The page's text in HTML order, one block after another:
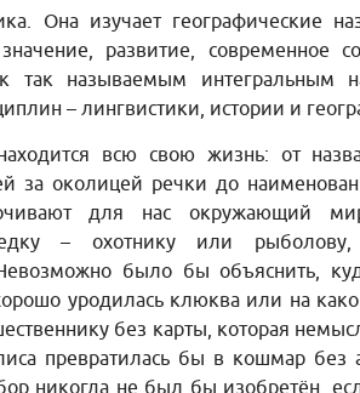
Она изучает географические
развитие, современное
так называемым интегральным
– лингвистики, истории и
всю свою жизнь: от
за околицей речки до
для нас окружающий
– охотнику или
было бы объяснить,
уродилась клюква или на
без карты, которая
превратилась бы в кошмар без
никогда не был бы изобретён,